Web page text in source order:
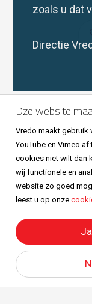
zoals u dat
Directie
All
Dze website
Vredo maakt gebruik
YouTube en Vimeo
cookies niet wilt dan
wij functionele en
website zo goed
leest u op onze